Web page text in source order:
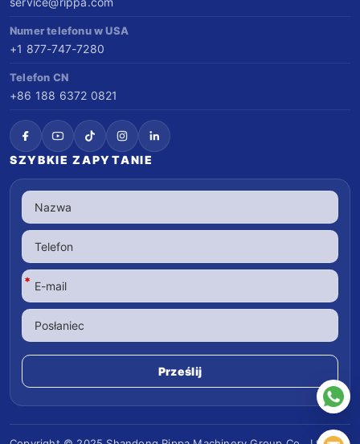
Numer telefonu w USA
+1 877-747-7280
Telefon CN
+86 188 6372 0821
SZYBKIE ZAPYTANIE
*